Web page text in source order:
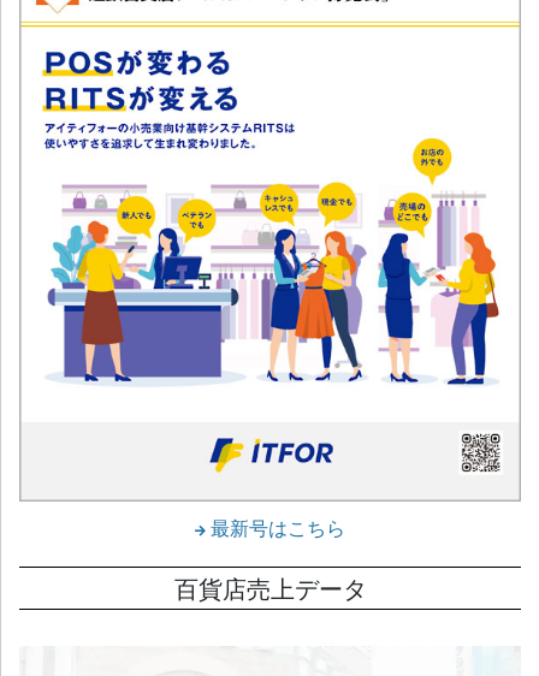
最新号はこちら
百貨店売上データ